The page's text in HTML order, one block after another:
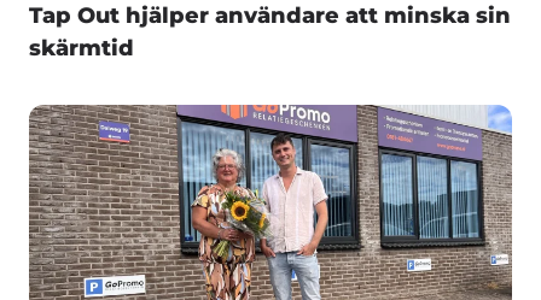
Tap Out hjälper användare att minska sin
skärmtid